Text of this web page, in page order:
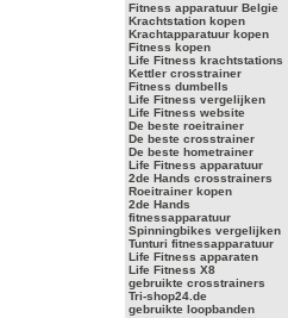
Fitness apparatuur Belgie
Krachtstation kopen
Krachtapparatuur kopen
Fitness kopen
Life Fitness krachtstations
Kettler crosstrainer
Fitness dumbells
Life Fitness vergelijken
Life Fitness website
De beste roeitrainer
De beste crosstrainer
De beste hometrainer
Life Fitness apparatuur
2de Hands crosstrainers
Roeitrainer kopen
2de Hands
fitnessapparatuur
Spinningbikes vergelijken
Tunturi fitnessapparatuur
Life Fitness apparaten
Life Fitness X8
gebruikte crosstrainers
Tri-shop24.de
gebruikte loopbanden